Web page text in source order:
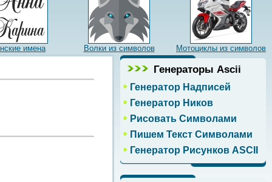
имена Волки из символов Мотоциклы из символов
Генераторы Ascii
Генератор Надписей
Генератор Ников
Рисовать Символами
Пишем Текст Символами
Генератор Рисунков ASCII